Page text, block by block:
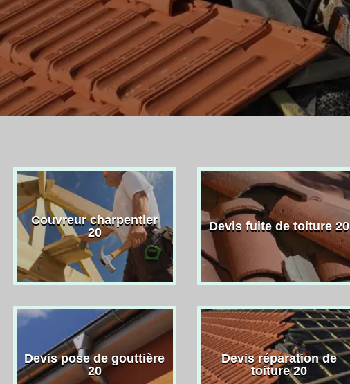
Couvreur charpentier
20
Devis fuite de toiture 20
Devis pose de gouttière
20
Devis réparation de
toiture 20